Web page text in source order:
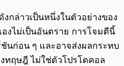
กล่าวเป็นหนึ่งในตัวอย่างของ
องไม่เป็นอันตราย การโจมตีนี้
นก่อน ๆ และอาจส่งผลกระทบ
ทฤษฎี ไม่ใช่ตัวโปรโตคอล